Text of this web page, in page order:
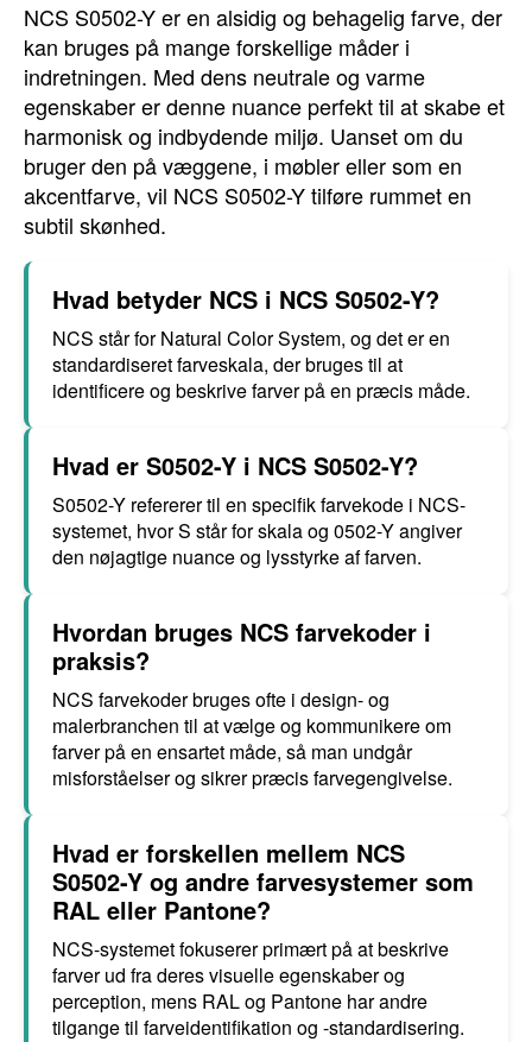
NCS S0502-Y er en alsidig og behagelig farve, der
kan bruges på mange forskellige måder i
indretningen. Med dens neutrale og varme
egenskaber er denne nuance perfekt til at skabe et
harmonisk og indbydende miljø. Uanset om du
bruger den på væggene, i møbler eller som en
akcentfarve, vil NCS S0502-Y tilføre rummet en
subtil skønhed.
Hvad betyder NCS i NCS S0502-Y?
NCS står for Natural Color System, og det er en
standardiseret farveskala, der bruges til at
identificere og beskrive farver på en præcis måde.
Hvad er S0502-Y i NCS S0502-Y?
S0502-Y refererer til en specifik farvekode i NCS-
systemet, hvor S står for skala og 0502-Y angiver
den nøjagtige nuance og lysstyrke af farven.
Hvordan bruges NCS farvekoder i
praksis?
NCS farvekoder bruges ofte i design- og
malerbranchen til at vælge og kommunikere om
farver på en ensartet måde, så man undgår
misforståelser og sikrer præcis farvegengivelse.
Hvad er forskellen mellem NCS
S0502-Y og andre farvesystemer som
RAL eller Pantone?
NCS-systemet fokuserer primært på at beskrive
farver ud fra deres visuelle egenskaber og
perception, mens RAL og Pantone har andre
tilgange til farveidentifikation og -standardisering.